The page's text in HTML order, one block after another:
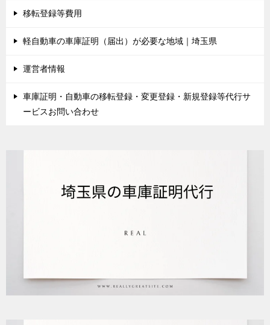
移転登録等費用
軽自動車の車庫証明（届出）が必要な地域｜埼玉県
運営者情報
車庫証明・自動車の移転登録・変更登録・新規登録等代行サ
ービスお問い合わせ